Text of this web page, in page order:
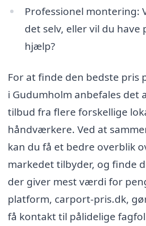
Professionel montering:
det selv, eller vil du have
hjælp?
For at finde den bedste pris
i Gudumholm anbefales det
tilbud fra flere forskellige
håndværkere. Ved at
kan du få et bedre overblik
markedet tilbyder, og finde
der giver mest værdi for
platform, carport-pris.dk,
få kontakt til pålidelige